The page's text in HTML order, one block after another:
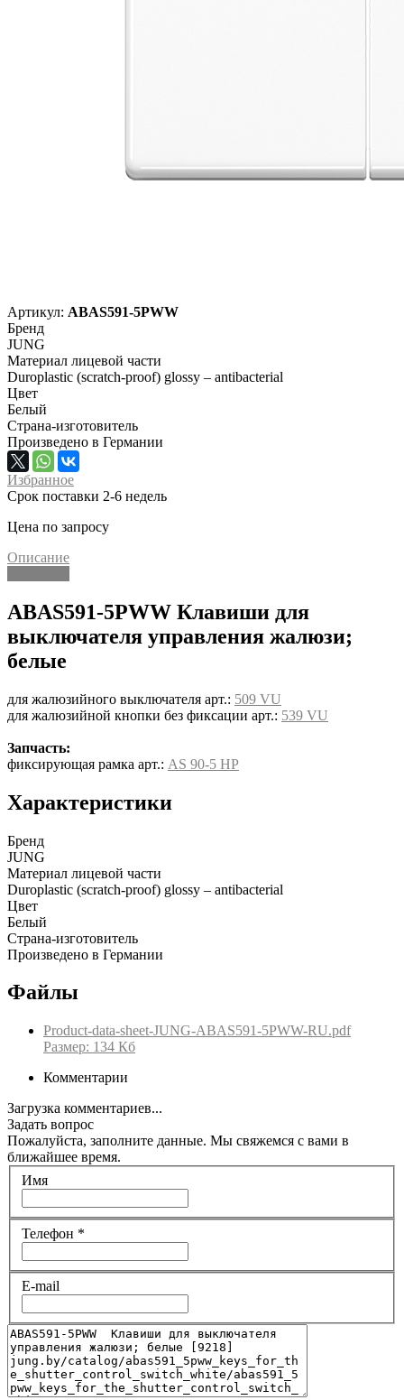
Артикул: ABAS591-5PWW
Бренд
JUNG
Материал лицевой части
Duroplastic (scratch-proof) glossy – antibacterial
Цвет
Белый
Страна-изготовитель
Произведено в Германии
Избранное
Срок поставки 2-6 недель
Цена по запросу
Описание
ABAS591-5PWW Клавиши для
выключателя управления жалюзи;
белые
для жалюзийного выключателя арт.: 509 VU
для жалюзийной кнопки без фиксации арт.: 539 VU
Запчасть:
фиксирующая рамка арт.: AS 90-5 HP
Характеристики
Бренд
JUNG
Материал лицевой части
Duroplastic (scratch-proof) glossy – antibacterial
Цвет
Белый
Страна-изготовитель
Произведено в Германии
Файлы
Product-data-sheet-JUNG-ABAS591-5PWW-RU.pdf
Размер: 134 Кб
Комментарии
Загрузка комментариев...
Задать вопрос
Пожалуйста, заполните данные. Мы свяжемся с вами в
ближайшее время.
Имя
Телефон *
E-mail